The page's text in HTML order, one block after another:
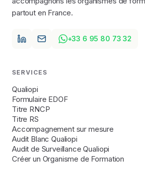
partout en France.
+33 6 95 80 73 32
SERVICES
Qualiopi
Formulaire EDOF
Titre RNCP
Titre RS
Accompagnement sur mesure
Audit Blanc Qualiopi
Audit de Surveillance Qualiopi
Créer un Organisme de Formation